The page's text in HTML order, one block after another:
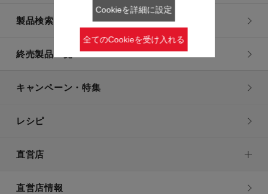
製品検索一覧
終売製品一覧
キャンペーン・特集
レシピ
直営店
直営店情報
Cookieを詳細に設定
全てのCookieを受け入れる